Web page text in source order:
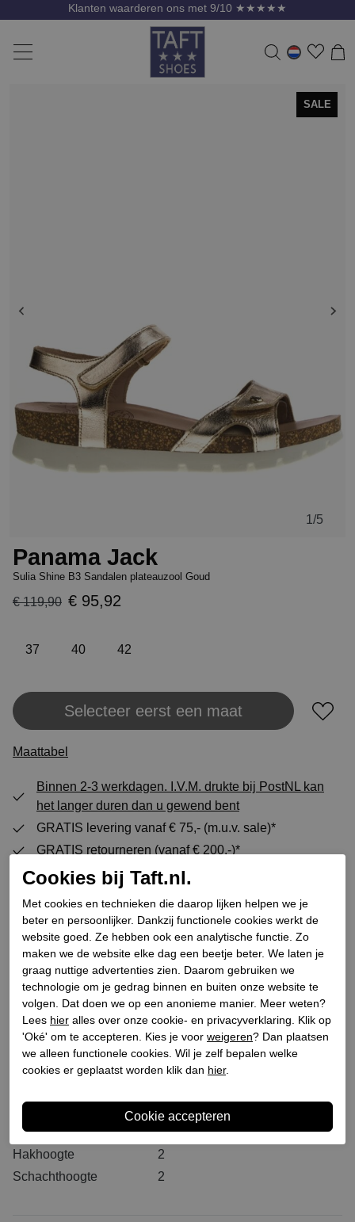
Klanten waarderen ons met 9/10 ★★★★★
1 /5
SALE
Panama Jack
Sulia Shine B3 Sandalen plateauzool Goud
€ 119,90 € 95,92
37 40 42
Plaats in winkeltas
Selecteer eerst een maat
Maattabel
Binnen 2-3 werkdagen. I.V.M. drukte bij PostNL kan
het langer duren dan u gewend bent
GRATIS levering vanaf € 75,- (m.u.v. sale)*
GRATIS retourneren (vanaf € 200,-)*
30 DAGEN recht op retour
Specificaties
Merk
Panama Jack
Leveranciercode
Sulia Shine B3
Categorie
Sandalen plateauzool
Kleur
Goud
Bestelcode
126000018
Materiaal binnenkant
Materiaal zool
Synthetisch
Hakhoogte
2
Schachthoogte
2
Cookies bij Taft.nl.
Met cookies en technieken die daarop lijken helpen we je
beter en persoonlijker. Dankzij functionele cookies werkt de
website goed. Ze hebben ook een analytische functie. Zo
maken we de website elke dag een beetje beter. We laten je
graag nuttige advertenties zien. Daarom gebruiken we
technologie om je gedrag binnen en buiten onze website te
volgen. Dat doen we op een anonieme manier. Meer weten?
Lees hier alles over onze cookie- en privacyverklaring. Klik op
'Oké' om te accepteren. Kies je voor weigeren? Dan plaatsen
we alleen functionele cookies. Wil je zelf bepalen welke
cookies er geplaatst worden klik dan hier.